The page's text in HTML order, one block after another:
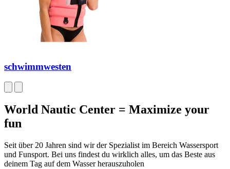
schwimmwesten
World Nautic Center = Maximize your
fun
Seit über 20 Jahren sind wir der Spezialist im Bereich Wassersport
und Funsport. Bei uns findest du wirklich alles, um das Beste aus
deinem Tag auf dem Wasser herauszuholen